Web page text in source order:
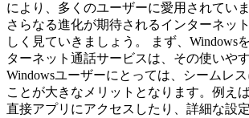
により、多くのユーザーに愛用されていま
さらなる進化が期待されるインターネッ
しく見ていきましょう。 まず、Windows
ターネット通話サービスは、その使いや
Windowsユーザーにとっては、シームレ
ことが大きなメリットとなります。例え
直接アプリにアクセスしたり、詳細な設